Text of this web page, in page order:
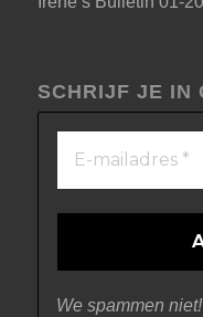
SCHRIJF JE IN
We spammen